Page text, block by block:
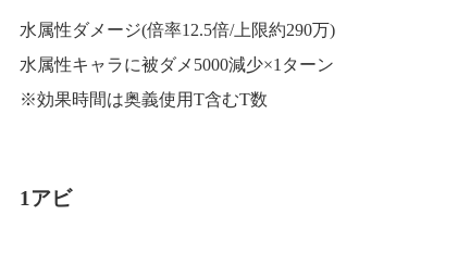
水属性ダメージ(倍率12.5倍/上限約290万)
水属性キャラに被ダメ5000減少×1ターン
※効果時間は奥義使用T含むT数
1アビ